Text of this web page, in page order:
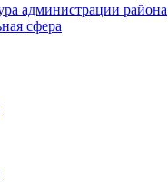
администрации района
сфера